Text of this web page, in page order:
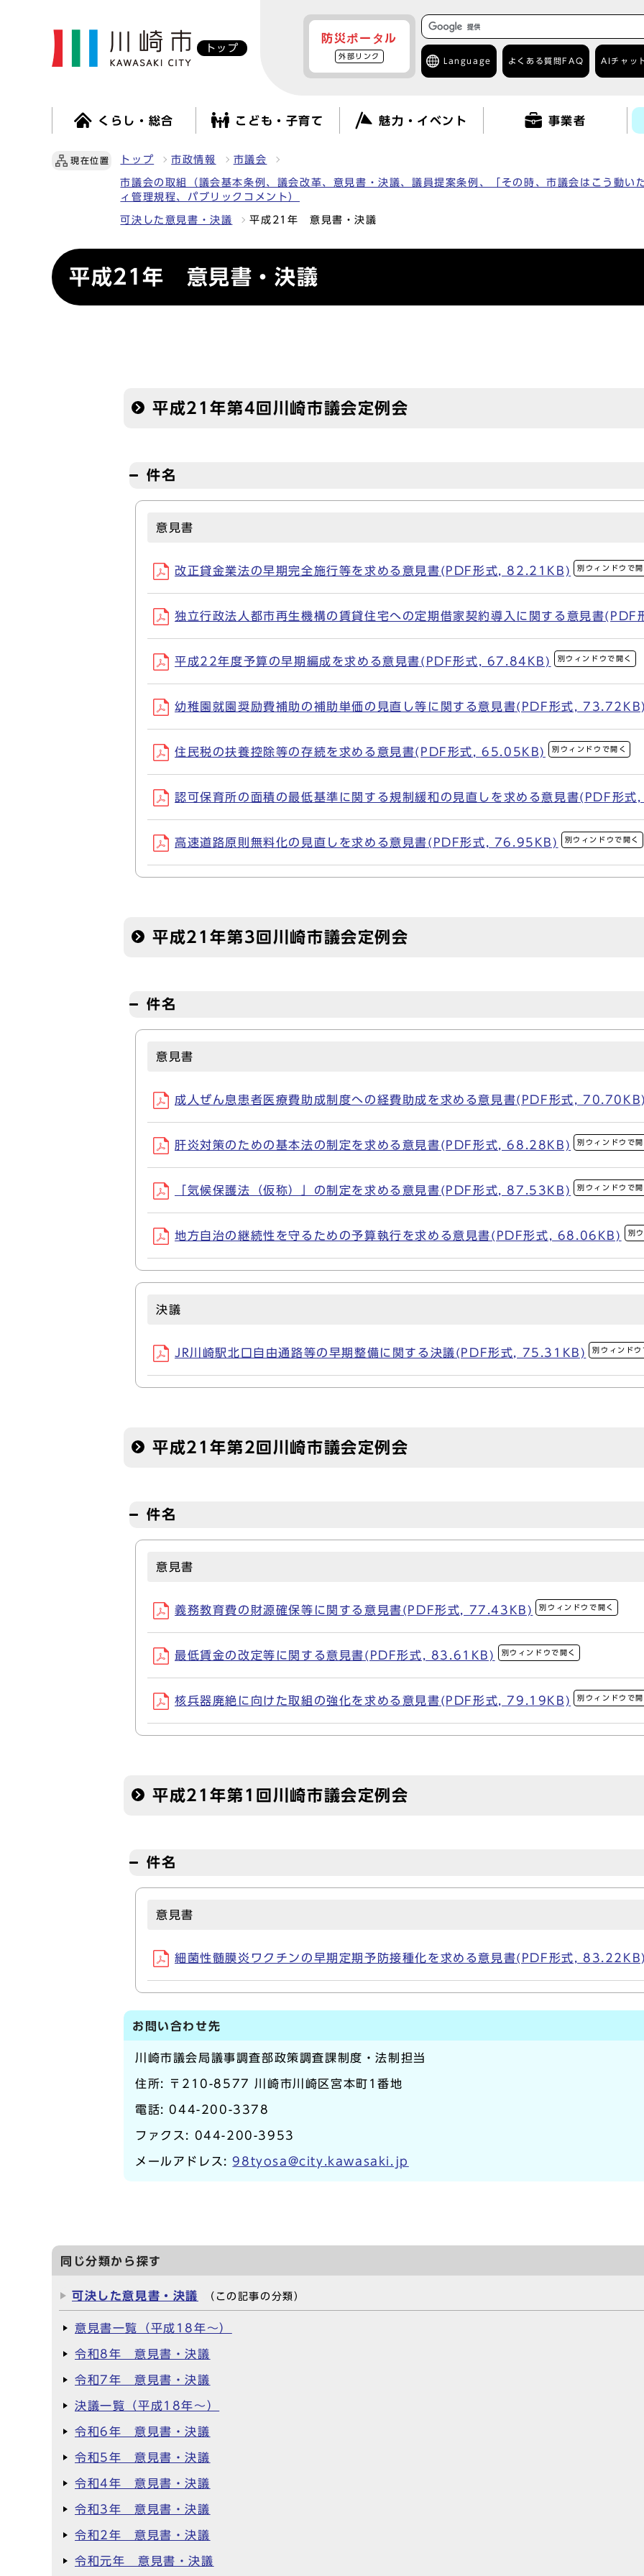
トップ
防災ポータル
外部リンク
Language よくある質問 FAQ AIチャッ
くらし・総合 こども・子育て 魅力・イベント 事業者
現在位置 トップ 市政情報 市議会
市議会の取組（議会基本条例、議会改革、意見書・決議、議員提案条例、「その時、市議会はこう動い
ィ管理規程、パブリックコメント）
可決した意見書・決議 平成21年 意見書・決議
平成21年 意見書・決議
平成21年第4回川崎市議会定例会
件名
意見書
改正貸金業法の早期完全施行等を求める意見書(PDF形式, 82.21KB) 別ウィンドウで
独立行政法人都市再生機構の賃貸住宅への定期借家契約導入に関する意見書
平成22年度予算の早期編成を求める意見書(PDF形式, 67.84KB) 別ウィンドウで開く
幼稚園就園奨励費補助の補助単価の見直し等に関する意見書(PDF形式,
住民税の扶養控除等の存続を求める意見書(PDF形式, 65.05KB) 別ウィンドウで開く
認可保育所の面積の最低基準に関する規制緩和の見直しを求める意見書(PDF形
高速道路原則無料化の見直しを求める意見書(PDF形式, 76.95KB) 別ウィンドウで開く
平成21年第3回川崎市議会定例会
件名
意見書
成人ぜん息患者医療費助成制度への経費助成を求める意見書(PDF形式,
肝炎対策のための基本法の制定を求める意見書(PDF形式, 68.28KB) 別ウィンドウで
「気候保護法（仮称）」の制定を求める意見書(PDF形式, 87.53KB) 別ウィンドウで
地方自治の継続性を守るための予算執行を求める意見書(PDF形式, 68.06KB) 別
決議
JR川崎駅北口自由通路等の早期整備に関する決議(PDF形式, 75.31KB) 別ウィンドウ
平成21年第2回川崎市議会定例会
件名
意見書
義務教育費の財源確保等に関する意見書(PDF形式, 77.43KB) 別ウィンドウで開く
最低賃金の改定等に関する意見書(PDF形式, 83.61KB) 別ウィンドウで開く
核兵器廃絶に向けた取組の強化を求める意見書(PDF形式, 79.19KB) 別ウィンドウで
平成21年第1回川崎市議会定例会
件名
意見書
細菌性髄膜炎ワクチンの早期定期予防接種化を求める意見書(PDF形式,
お問い合わせ先
川崎市議会局議事調査部政策調査課制度・法制担当
住所: 〒210-8577 川崎市川崎区宮本町1番地
電話: 044-200-3378
ファクス: 044-200-3953
メールアドレス:98tyosa@city.kawasaki.jp
同じ分類から探す
可決した意見書・決議 （この記事の分類）
意見書一覧（平成18年～）
令和8年 意見書・決議
令和7年 意見書・決議
決議一覧（平成18年～）
令和6年 意見書・決議
令和5年 意見書・決議
令和4年 意見書・決議
令和3年 意見書・決議
令和2年 意見書・決議
令和元年 意見書・決議